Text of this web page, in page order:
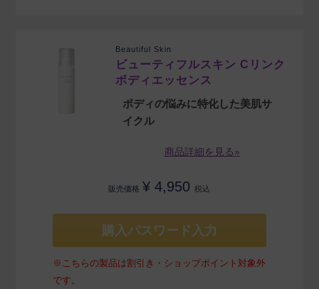
Beautiful Skin
ビューティフルスキン Cリンク
ボディエッセンス
ボディの悩みに特化した美肌サ
イクル
商品詳細を見る»
販売価格 ¥ 4,950 税込
購入パスワード入力
※こちらの製品は割引き・ショップポイント対象外
です。